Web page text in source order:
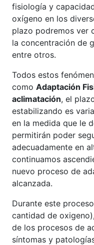
fisiología y
oxígeno en los
plazo podremos ver
la concentración de
entre otros.
Todos estos
como Adaptación
aclimatación, el
estabilizando es
en la medida que le
permitirán poder
adecuadamente en
continuamos
nuevo proceso de
alcanzada.
Durante este
cantidad de
de los procesos de
síntomas y